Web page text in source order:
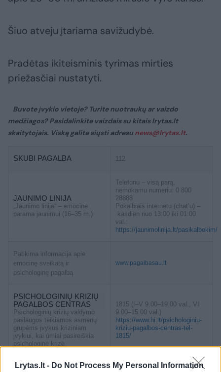
Lrytas.lt - Do Not Process My Personal Information
Šiuo atveju įtariama savižudybė.
Pradėtas ikiteisminis tyrimas mirties
priežasčiai nustatyti.
Buvote įvykio vietoje? Turite nuotraukų ar vaizdo
medžiagos? Pasidalinkite vaizdais su kitais lrytas.lt
skaitytojais. Viską galite siųsti adresu news@lrytas.lt.
SKUBI PAGALBA 112
JAUNIMO LINIJA
„Jaunimo linija“ – emocinė
parama jaunimui (16–35 m.)
Telefonu – visą parą,
nemokamu numeriu: 0 800
28888
Pokalbiais internetu (chat’u) –
kasdien nuo 13:00 iki 01:00
val.:
https://jaunimolinija.lt/pasikalbekim/
Patikima informacija apie
emocinę sveikatą ir
psichologinę pagalbą
www.pagalbasau.lt
PSICHOLOGINIŲ KRIZIŲ
PAGALBOS CENTRAS
Psichologinių krizių valdymo
paslaugos teikiamos asmenų
grupėms įvykus kriziniam
įvykiui, kai ūmiai pasireiškia
psichologinė krizė
1815 (I–V 9.00–19.00 val., VI
9.00–15.00 val.)
https://www.hi.lt/psichologiniu-
kriziu-pagalbos-centras-tel-
1815/
Asmens sveikatos priežiūros